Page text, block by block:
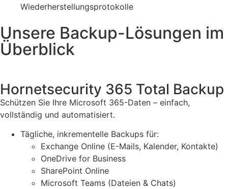
Wiederherstellungsprotokolle
Unsere Backup-Lösungen im
Überblick
Hornetsecurity 365 Total Backup
Schützen Sie Ihre Microsoft 365-Daten – einfach,
vollständig und automatisiert.
Tägliche, inkrementelle Backups für:
Exchange Online (E-Mails, Kalender, Kontakte)
OneDrive for Business
SharePoint Online
Microsoft Teams (Dateien & Chats)